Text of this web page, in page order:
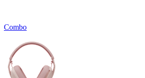
Combo